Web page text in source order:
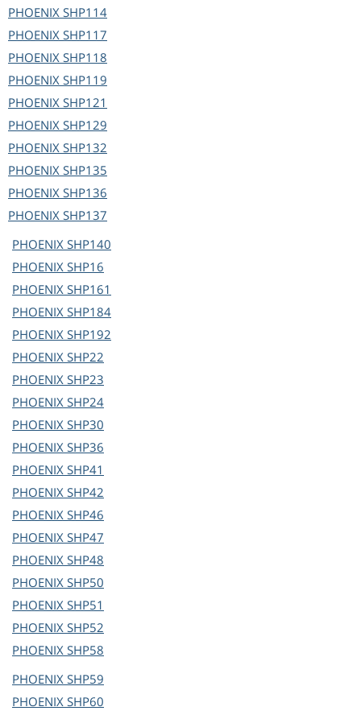
PHOENIX SHP114
PHOENIX SHP117
PHOENIX SHP118
PHOENIX SHP119
PHOENIX SHP121
PHOENIX SHP129
PHOENIX SHP132
PHOENIX SHP135
PHOENIX SHP136
PHOENIX SHP137
PHOENIX SHP140
PHOENIX SHP16
PHOENIX SHP161
PHOENIX SHP184
PHOENIX SHP192
PHOENIX SHP22
PHOENIX SHP23
PHOENIX SHP24
PHOENIX SHP30
PHOENIX SHP36
PHOENIX SHP41
PHOENIX SHP42
PHOENIX SHP46
PHOENIX SHP47
PHOENIX SHP48
PHOENIX SHP50
PHOENIX SHP51
PHOENIX SHP52
PHOENIX SHP58
PHOENIX SHP59
PHOENIX SHP60